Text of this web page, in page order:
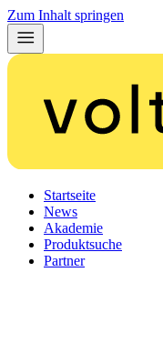
Zum Inhalt springen
Startseite
News
Akademie
Produktsuche
Partner